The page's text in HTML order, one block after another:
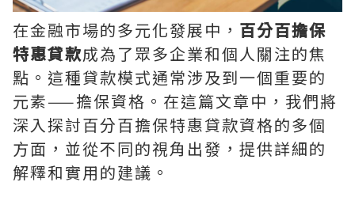
在金融市場的多元化發展中， 百分百擔保
特惠貸款成為了眾多企業和個人關注的焦
點。這種貸款模式通常涉及到一個重要的
元素——擔保資格。在這篇文章中，我們將
深入探討百分百擔保特惠貸款資格的多個
方面，並從不同的視角出發，提供詳細的
解釋和實用的建議。